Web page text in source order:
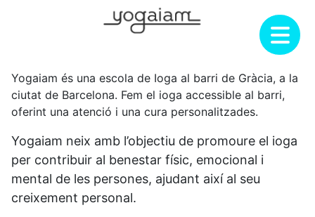
Yogaiam és una escola de Ioga al barri de Gràcia, a la
ciutat de Barcelona. Fem el ioga accessible al barri,
oferint una atenció i una cura personalitzades.
Yogaiam neix amb l’objectiu de promoure el ioga
per contribuir al benestar físic, emocional i
mental de les persones, ajudant així al seu
creixement personal.